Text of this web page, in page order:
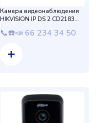
Камера видеонаблюдения
HIKVISION IP DS 2 CD2183
📞☎️📣 66 234 34 50